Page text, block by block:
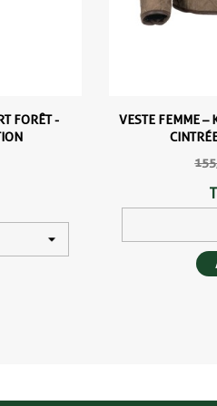
FORÊT -
VESTE FEMME –